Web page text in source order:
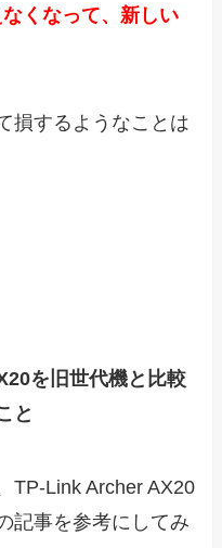
くなって、新しい
損するようなことは
を旧世代機と比較
と
TP-Link Archer AX20
記事を参考にしてみ